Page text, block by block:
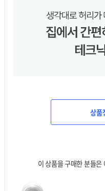
상품
이 상품을 구매한 분들